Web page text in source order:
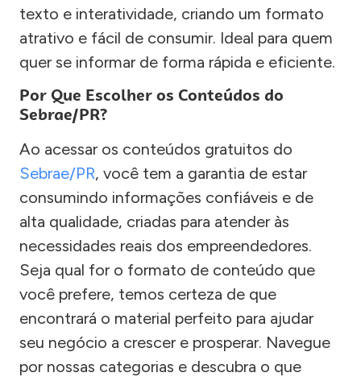
texto e interatividade, criando um formato
atrativo e fácil de consumir. Ideal para quem
quer se informar de forma rápida e eficiente.
Por Que Escolher os Conteúdos do
Sebrae/PR?
Ao acessar os conteúdos gratuitos do
Sebrae/PR, você tem a garantia de estar
consumindo informações confiáveis e de
alta qualidade, criadas para atender às
necessidades reais dos empreendedores.
Seja qual for o formato de conteúdo que
você prefere, temos certeza de que
encontrará o material perfeito para ajudar
seu negócio a crescer e prosperar. Navegue
por nossas categorias e descubra o que